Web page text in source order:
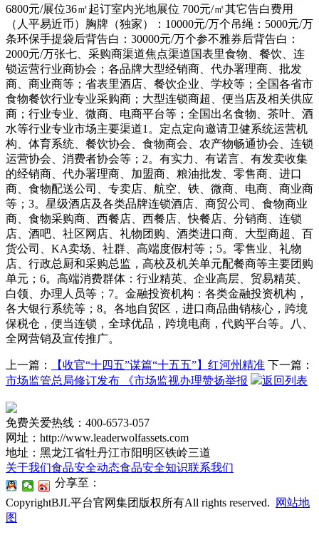
6800元/展位36㎡起订室内光地展位 700元/㎡其它告白费用
（人平易近币）胸牌（独家）：10000元/万个吊绳：5000元/万
条环保手提袋后背告白：30000元/万个参不雅券后背告白：
2000元/万张七、采购商渠道焦点渠道国表里食物、餐饮、连
锁运营行业商协会；各品牌大型经销商、代办署理商、批发
商、商业商等；省表里酒店、餐饮企业、学校等；全国各省市
食物餐饮行业专业采购商；大型连锁商超、便当店及相关供应
商；行业专业、微商、电商平台等；全国出名食物、茶叶、酒
水等行业专业市场主要渠道1。定点定向邀请卫健系统运营机
构、体育系统、餐饮协会、食物商会、农产物畅通协会、连锁
运营协会、消费者协会等；2。有实力、有诺言、有发卖收集
的经销商、代办署理商、加盟商、粮油批发、零售商、进口
商、食物配送公司、专卖店、航空、铁、微商、电商、商业商
等；3。星级酒店及各类品牌连锁酒店、商贸公司、食物商业
商、食物采购商、西餐店、西餐店、快餐店、分销商、连锁
店、酒吧、社区网店、礼物团购、酒类进口商、大型商超、百
货公司、KA卖场、社群、高端度假村等；5。零售业、礼物
店、行政总厨和采购总监，高校及机关单元配餐商等主要团购
单元；6。高端消费群体：行业精英、企业高层、贸易精英、
白领、办理人员等；7。金融投资机构：各类金融投资机构，
各大银行系统等；8。各地自贸区，进口商品曲销核心，跨境
保税仓，便当连锁，全球优品，跨境电商，代购平台等。八、
全网营销及宣传推广。
上一篇： 【收官“十四五”谋篇“十五五”】红河州精准 下一篇：
市场监管总局修订发布 《市场监视办理赞扬举报
返回列表
免费关爱热线：400-6573-057
网址：http://www.leaderwolfassets.com
地址：黑龙江省牡丹江市阳明区铁岭三道
关于我们食品安全动态食品安全知识联系我们
分享至：
CopyrightBJL平台官网集团版权所有All rights reserved.
网站地
图